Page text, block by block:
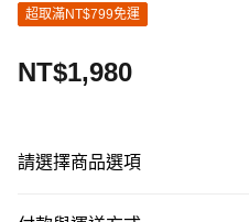
超取滿NT$799免運
NT$1,980
請選擇商品選項